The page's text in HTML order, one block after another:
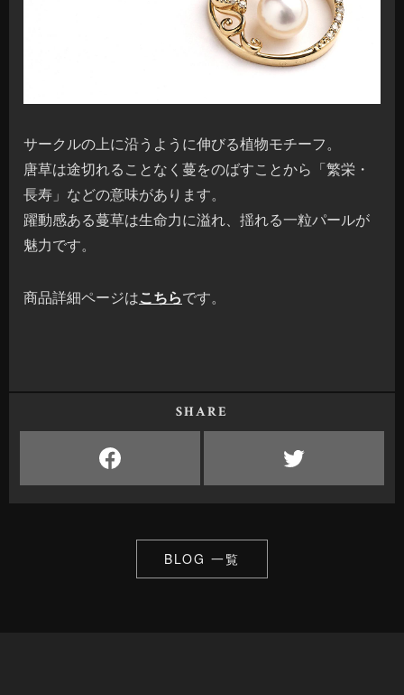
サークルの上に沿うように伸びる植物モチーフ。
唐草は途切れることなく蔓をのばすことから「繁栄・
長寿」などの意味があります。
躍動感ある蔓草は生命力に溢れ、揺れる一粒パールが
魅力です。
商品詳細ページはこちらです。
SHARE
BLOG 一覧